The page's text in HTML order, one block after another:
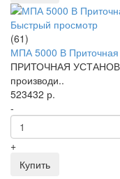
Быстрый просмотр
(61)
МПА 5000 В Приточная
ПРИТОЧНАЯ
производи..
523432 р.
-
+
Купить